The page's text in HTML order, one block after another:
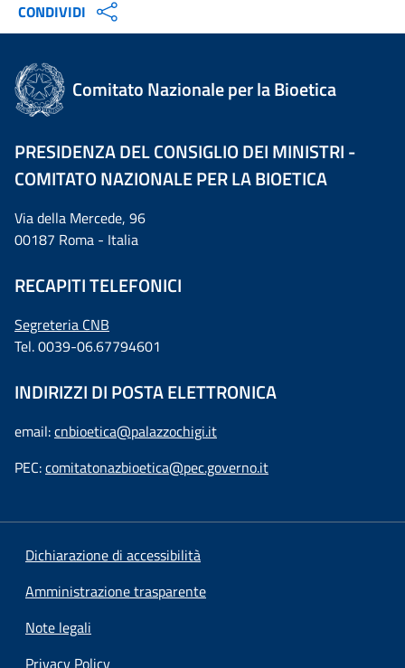
CONDIVIDI
Comitato Nazionale per la Bioetica
PRESIDENZA DEL CONSIGLIO DEI MINISTRI -
COMITATO NAZIONALE PER LA BIOETICA
Via della Mercede, 96
00187 Roma - Italia
RECAPITI TELEFONICI
Segreteria CNB
Tel. 0039-06.67794601
INDIRIZZI DI POSTA ELETTRONICA
email:cnbioetica@palazzochigi.it
PEC:comitatonazbioetica@pec.governo.it
Dichiarazione di accessibilità
Amministrazione trasparente
Note legali
Privacy Policy